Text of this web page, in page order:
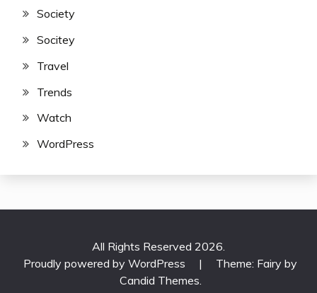
Society
Socitey
Travel
Trends
Watch
WordPress
All Rights Reserved 2026.
Proudly powered by WordPress
|
Theme: Fairy by
Candid Themes.